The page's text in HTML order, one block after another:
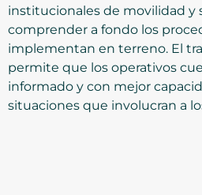
institucionales de movilidad y
comprender a fondo los
implementan en terreno. El
permite que los operativos
informado y con mejor
situaciones que involucran a